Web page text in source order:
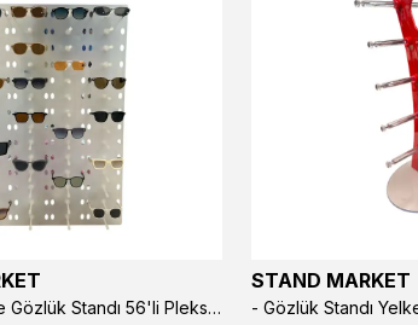
- Duvara Monte Gözlük Standı 56'li Pleksi Glass | 99x67 cm Gözlük Teşhir Standı
STAND MARKET